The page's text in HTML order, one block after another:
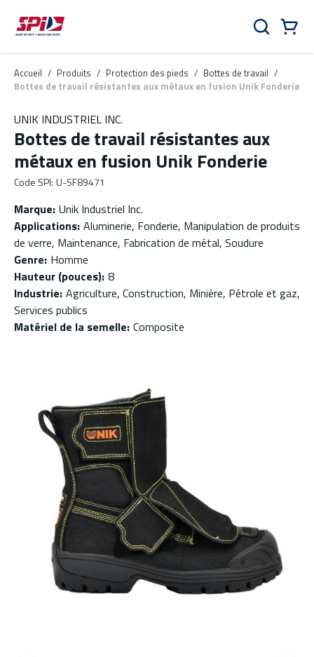
Aller au contenu principal
Skip to menu
Skip to footer
Rechercher
Accueil / Produits / Protection des pieds / Bottes de travail /
Bottes de travail résistantes aux métaux en fusion Unik Fonderie
UNIK INDUSTRIEL INC.
Bottes de travail résistantes aux
métaux en fusion Unik Fonderie
Code SPI: U-SF89471
Marque: Unik Industriel Inc.
Applications: Aluminerie, Fonderie, Manipulation de produits
de verre, Maintenance, Fabrication de métal, Soudure
Genre: Homme
Hauteur (pouces): 8
Industrie: Agriculture, Construction, Minière, Pétrole et gaz,
Services publics
Matériel de la semelle: Composite